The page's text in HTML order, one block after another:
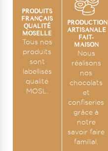
PRODUITS
FRANÇAIS
QUALITÉ
MOSELLE
Tous nos
produits
sont
labellisés
qualité
MOSL.
PRODUCTION
ARTISANALE
FAIT-
MAISON
Nous
réalisons
nos
chocolats
et
confiseries
grâce à
notre
savoir faire
familial.